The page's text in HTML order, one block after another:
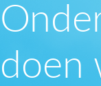
doen